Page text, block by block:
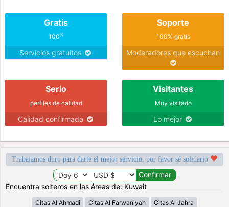
Gratis
100%
Servicios gratuitos
Soporte
100% gratis
Moderadores que escuchan
Serio
perfiles de calidad
Calidad confirmada
Visitantes
Muy visitado
Lo mejor
Trabajamos duro para darte el mejor servicio, por favor sé solidario
Encuentra solteros en las áreas de: Kuwait
Citas Al Ahmadi Citas Al Farwaniyah Citas Al Jahra